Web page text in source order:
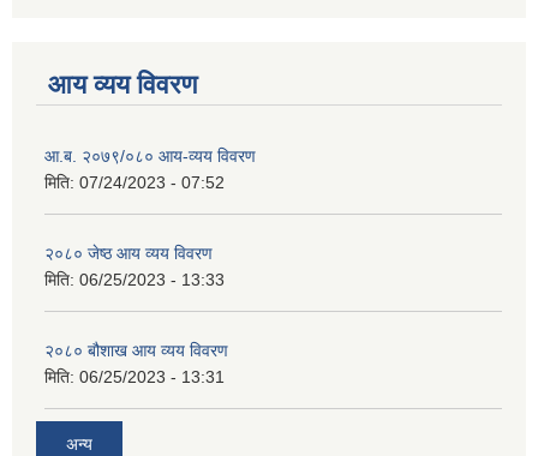
आय व्यय विवरण
आ.ब. २०७९/०८० आय-व्यय विवरण
मिति: 07/24/2023 - 07:52
२०८० जेष्ठ आय व्यय विवरण
मिति: 06/25/2023 - 13:33
२०८० बौशाख आय व्यय विवरण
मिति: 06/25/2023 - 13:31
अन्य